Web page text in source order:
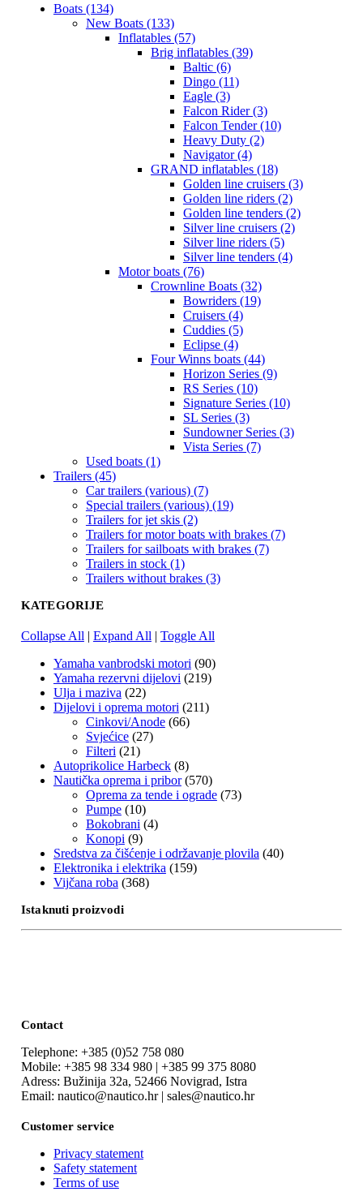
Boats (134)
New Boats (133)
Inflatables (57)
Brig inflatables (39)
Baltic (6)
Dingo (11)
Eagle (3)
Falcon Rider (3)
Falcon Tender (10)
Heavy Duty (2)
Navigator (4)
GRAND inflatables (18)
Golden line cruisers (3)
Golden line riders (2)
Golden line tenders (2)
Silver line cruisers (2)
Silver line riders (5)
Silver line tenders (4)
Motor boats (76)
Crownline Boats (32)
Bowriders (19)
Cruisers (4)
Cuddies (5)
Eclipse (4)
Four Winns boats (44)
Horizon Series (9)
RS Series (10)
Signature Series (10)
SL Series (3)
Sundowner Series (3)
Vista Series (7)
Used boats (1)
Trailers (45)
Car trailers (various) (7)
Special trailers (various) (19)
Trailers for jet skis (2)
Trailers for motor boats with brakes (7)
Trailers for sailboats with brakes (7)
Trailers in stock (1)
Trailers without brakes (3)
KATEGORIJE
Collapse All | Expand All | Toggle All
Yamaha vanbrodski motori (90)
Yamaha rezervni dijelovi (219)
Ulja i maziva (22)
Dijelovi i oprema motori (211)
Cinkovi/Anode (66)
Svjećice (27)
Filteri (21)
Autoprikolice Harbeck (8)
Nautička oprema i pribor (570)
Oprema za tende i ograde (73)
Pumpe (10)
Bokobrani (4)
Konopi (9)
Sredstva za čišćenje i održavanje plovila (40)
Elektronika i elektrika (159)
Vijčana roba (368)
Istaknuti proizvodi
Contact
Telephone: +385 (0)52 758 080
Mobile: +385 98 334 980 | +385 99 375 8080
Adress: Bužinija 32a, 52466 Novigrad, Istra
Email: nautico@nautico.hr | sales@nautico.hr
Customer service
Privacy statement
Safety statement
Terms of use